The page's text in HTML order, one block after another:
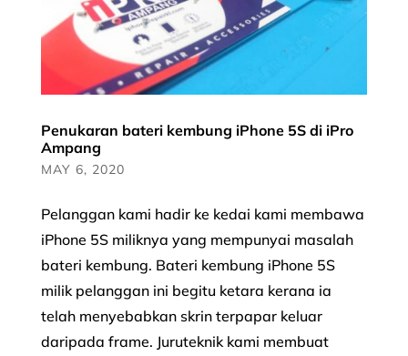
Penukaran bateri kembung iPhone 5S di iPro
Ampang
MAY 6, 2020
Pelanggan kami hadir ke kedai kami membawa
iPhone 5S miliknya yang mempunyai masalah
bateri kembung. Bateri kembung iPhone 5S
milik pelanggan ini begitu ketara kerana ia
telah menyebabkan skrin terpapar keluar
daripada frame. Juruteknik kami membuat